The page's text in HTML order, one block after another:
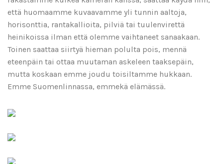
että huomaamme kuvaavamme yli tunnin aaltoja,
horisonttia, rantakallioita, pilviä tai tuulenvirettä
heinikoissa ilman että olemme vaihtaneet sanaakaan.
Toinen saattaa siirtyä hieman polulta pois, mennä
eteenpäin tai ottaa muutaman askeleen taaksepäin,
mutta koskaan emme joudu toisiltamme hukkaan.
Emme Suomenlinnassa, emmekä elämässä.